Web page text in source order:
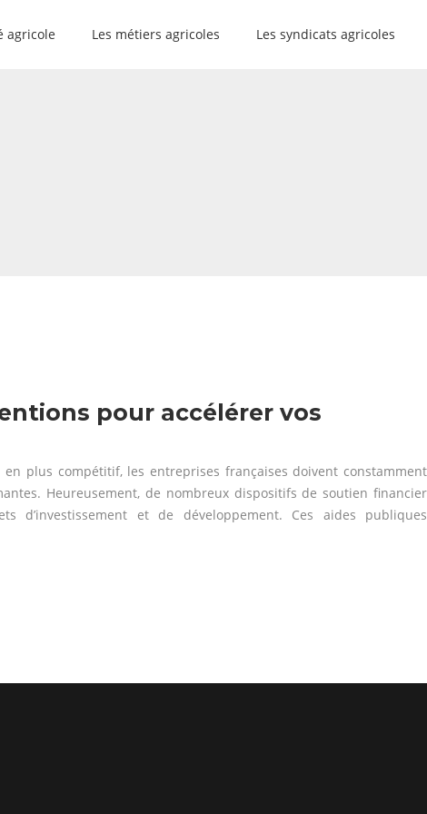
agricole Les métiers agricoles Les syndicats agricoles
pour accélérer vos
plus compétitif, les entreprises françaises doivent constamment
Heureusement, de nombreux dispositifs de soutien financier
d’investissement et de développement. Ces aides publiques